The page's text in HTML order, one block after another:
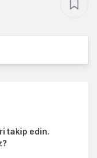
takip edin.